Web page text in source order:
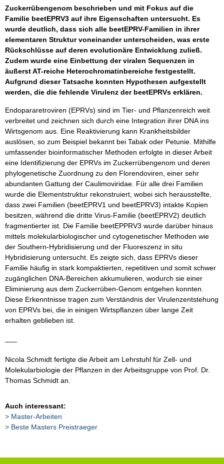
Zuckerrübengenom beschrieben und mit Fokus auf die
Familie beetEPRV3 auf ihre Eigenschaften untersucht. Es
wurde deutlich, dass sich alle beetEPRV-Familien in ihrer
elementaren Struktur voneinander unterscheiden, was erste
Rückschlüsse auf deren evolutionäre Entwicklung zuließ.
Zudem wurde eine Einbettung der viralen Sequenzen in
äußerst AT-reiche Heterochromatinbereiche festgestellt.
Aufgrund dieser Tatsache konnten Hypothesen aufgestellt
werden, die die fehlende Virulenz der beetEPRVs erklären.
Endopararetroviren (EPRVs) sind im Tier- und Pflanzenreich weit
verbreitet und zeichnen sich durch eine Integration ihrer DNA ins
Wirtsgenom aus. Eine Reaktivierung kann Krankheitsbilder
auslösen, so zum Beispiel bekannt bei Tabak oder Petunie. Mithilfe
umfassender bioinformatischer Methoden erfolgte in dieser Arbeit
eine Identifizierung der EPRVs im Zuckerrübengenom und deren
phylogenetische Zuordnung zu den Florendoviren, einer sehr
abundanten Gattung der Caulimoviridae. Für alle drei Familien
wurde die Elementstruktur rekonstruiert, wobei sich herausstellte,
dass zwei Familien (beetEPRV1 und beetEPRV3) intakte Kopien
besitzen, während die dritte Virus-Familie (beetEPRV2) deutlich
fragmentierter ist. Die Familie beetEPPRV3 wurde darüber hinaus
mittels molekularbiologischer und cytogenetischer Methoden wie
der Southern-Hybridisierung und der Fluoreszenz in situ
Hybridisierung untersucht. Es zeigte sich, dass EPRVs dieser
Familie häufig in stark kompaktierten, repetitiven und somit schwer
zugänglichen DNA-Bereichen akkumulieren, wodurch sie einer
Eliminierung aus dem Zuckerrüben-Genom entgehen konnten.
Diese Erkenntnisse tragen zum Verständnis der Virulenzentstehung
von EPRVs bei, die in einigen Wirtspflanzen über lange Zeit
erhalten geblieben ist.
Nicola Schmidt fertigte die Arbeit am Lehrstuhl für Zell- und
Molekularbiologie der Pflanzen in der Arbeitsgruppe von Prof. Dr.
Thomas Schmidt an.
Auch interessant:
Master-Arbeiten
Beste Masters Preistraeger